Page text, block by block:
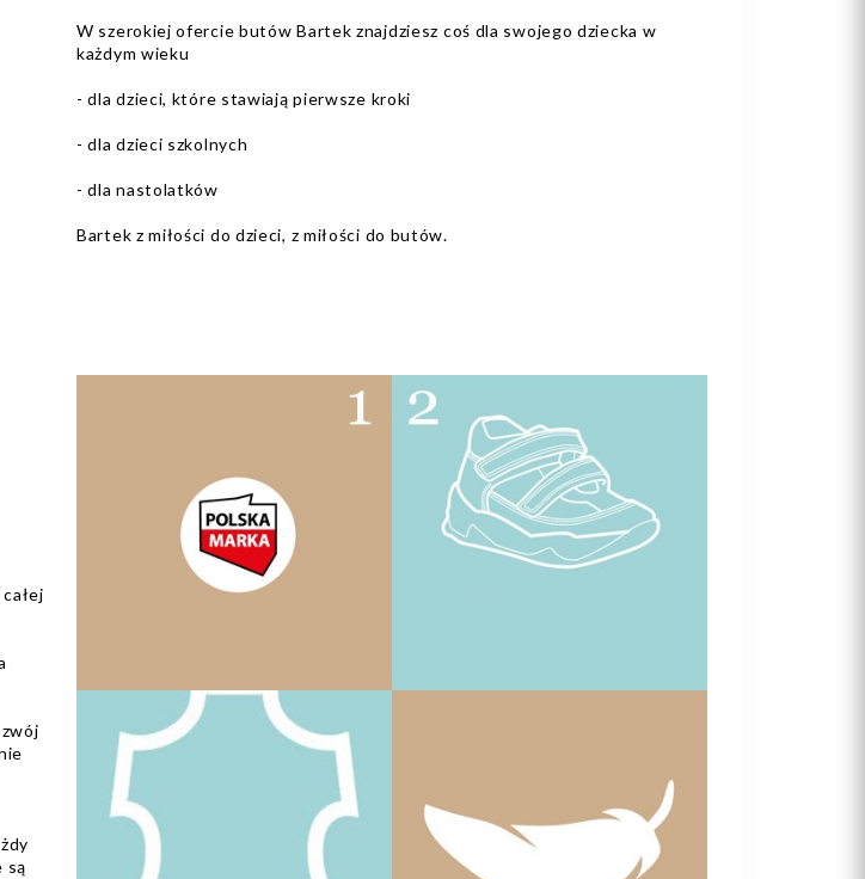
W szerokiej ofercie butów Bartek znajdziesz coś dla swojego dziecka w
każdym wieku
- dla dzieci, które stawiają pierwsze kroki
- dla dzieci szkolnych
- dla nastolatków
Bartek z miłości do dzieci, z miłości do butów.
są